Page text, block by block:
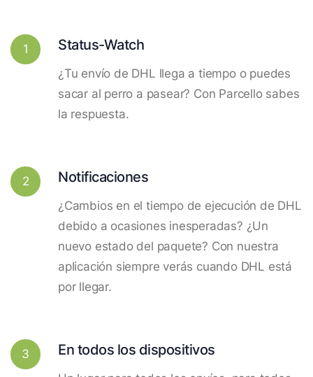
1 Status-Watch
¿Tu envío de DHL llega a tiempo o puedes
sacar al perro a pasear? Con Parcello sabes
la respuesta.
2 Notificaciones
¿Cambios en el tiempo de ejecución de DHL
debido a ocasiones inesperadas? ¿Un
nuevo estado del paquete? Con nuestra
aplicación siempre verás cuando DHL está
por llegar.
3 En todos los dispositivos